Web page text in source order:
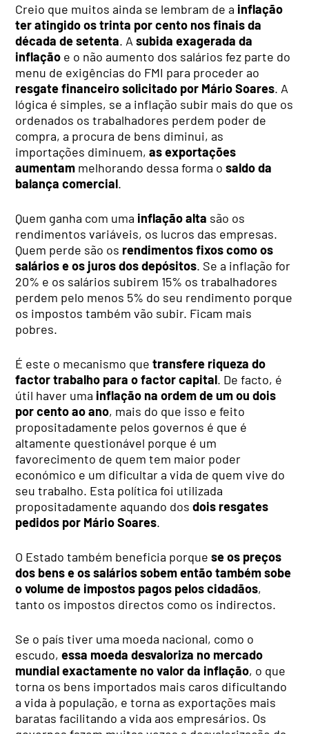
Creio que muitos ainda se lembram de a inflação
ter atingido os trinta por cento nos finais da
década de setenta. Asubida exagerada da
inflação e o não aumento dos salários fez parte do
menu de exigências do FMI para proceder ao
resgate financeiro solicitado por Mário Soares. A
lógica é simples, se a inflação subir mais do que os
ordenados os trabalhadores perdem poder de
compra, a procura de bens diminui, as
importações diminuem,as exportações
aumentam melhorando dessa forma osaldo da
balança comercial.
Quem ganha com uma inflação alta são os
rendimentos variáveis, os lucros das empresas.
Quem perde são os rendimentos fixos como os
salários e os juros dos depósitos. Se a inflação for
20% e os salários subirem 15% os trabalhadores
perdem pelo menos 5% do seu rendimento porque
os impostos também vão subir. Ficam mais
pobres.
É este o mecanismo quetransfere riqueza do
factor trabalho para o factor capital. De facto, é
útil haver uma inflação na ordem de um ou dois
por cento ao ano, mais do que isso e feito
propositadamente pelos governos é que é
altamente questionável porque é um
favorecimento de quem tem maior poder
económico e um dificultar a vida de quem vive do
seu trabalho. Esta política foi utilizada
propositadamente aquando dosdois resgates
pedidos por Mário Soares.
O Estado também beneficia porquese os preços
dos bens e os salários sobem então também sobe
o volume de impostos pagos pelos cidadãos,
tanto os impostos directos como os indirectos.
Se o país tiver uma moeda nacional, como o
escudo,essa moeda desvaloriza no mercado
mundial exactamente no valor da inflação, o que
torna os bens importados mais caros dificultando
a vida à população, e torna as exportações mais
baratas facilitando a vida aos empresários. Os